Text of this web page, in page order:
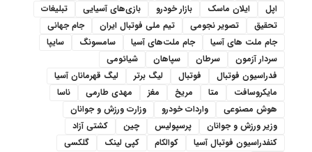
اپل
ایلان ماسک بازار خودرو بازی‌های آسیایی
تبلیغات
تحقیق
تصویر نجومی تیم ملی فوتبال ایران
جام جهانی
جام ملت های آسیا
جام ملت‌های آسیا سامسونگ
سایپا
سردار آزمون
سرطان سپاهان
شیائومی
فدراسیون فوتبال
فوتبال لیگ برتر
لیگ قهرمانان آسیا
مایکروسافت
متا مریخ مغز مهدی طارمی
ناسا
هوش مصنوعی
واردات خودرو
وزارت ورزش و جوانان
وزیر ورزش و جوانان
پرسپولیس چین
کشتی آزاد
کنفدراسیون فوتبال آسیا
کوالکام کپی لینک
گلکسی